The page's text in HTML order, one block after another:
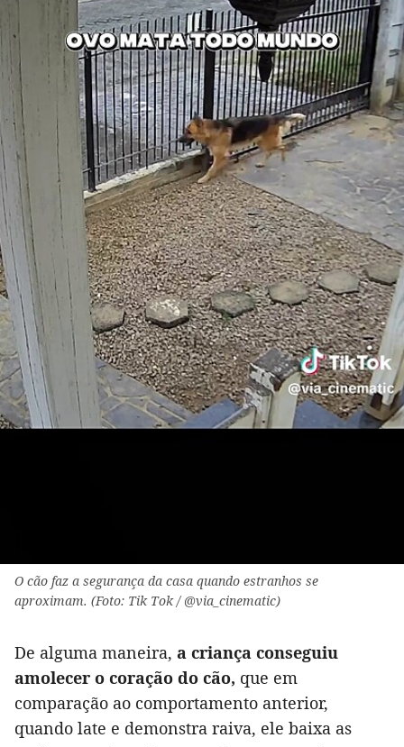
O cão faz a segurança da casa quando estranhos se
aproximam. (Foto: Tik Tok / @via_cinematic)
De alguma maneira, a criança conseguiu
amolecer o coração do cão, que em
comparação ao comportamento anterior,
quando late e demonstra raiva, ele baixa as